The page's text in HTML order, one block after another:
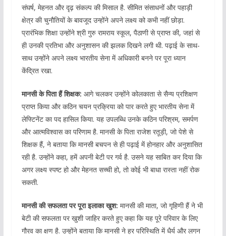
संघर्ष, मेहनत और दृढ़ संकल्प की मिसाल है. सीमित संसाधनों और पहाड़ी
क्षेत्र की चुनौतियों के बावजूद उन्होंने अपने लक्ष्य को कभी नहीं छोड़ा.
प्रारंभिक शिक्षा उन्होंने श्री गुरु रामराय स्कूल, पैठाणी से प्राप्त की, जहां से
ही उनकी प्रतिभा और अनुशासन की झलक दिखने लगी थी. पढ़ाई के साथ-
साथ उन्होंने अपने लक्ष्य भारतीय सेना में अधिकारी बनने पर पूरा ध्यान
केंद्रित रखा.
मानसी के पिता हैं शिक्षक: आगे चलकर उन्होंने कोलकाता से सैन्य प्रशिक्षण
प्राप्त किया और कठिन चयन प्रक्रिया को पार करते हुए भारतीय सेना में
लेफ्टिनेंट का पद हासिल किया. यह उपलब्धि उनके कठिन परिश्रम, समर्पण
और आत्मविश्वास का परिणाम है. मानसी के पिता राजेश रतूड़ी, जो पेशे से
शिक्षक हैं, ने बताया कि मानसी बचपन से ही पढ़ाई में होनहार और अनुशासित
रही है. उन्होंने कहा, हमें अपनी बेटी पर गर्व है. उसने यह साबित कर दिया कि
अगर लक्ष्य स्पष्ट हो और मेहनत सच्ची हो, तो कोई भी बाधा रास्ता नहीं रोक
सकती.
मानसी की सफलता पर पूरा इलाका खुश: मानसी की माता, जो गृहिणी हैं ने भी
बेटी की सफलता पर खुशी जाहिर करते हुए कहा कि यह पूरे परिवार के लिए
गौरव का क्षण है. उन्होंने बताया कि मानसी ने हर परिस्थिति में धैर्य और लगन